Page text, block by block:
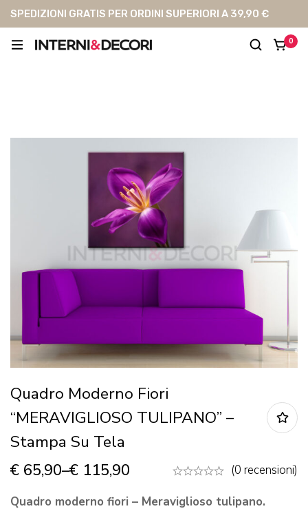
SPEDIZIONI GRATIS PER ORDINI SUPERIORI A 39,90 €
0
Quadro Moderno Fiori
“MERAVIGLIOSO TULIPANO” –
Stampa Su Tela
€ 65,90–€ 115,90
(0 recensioni)
Quadro moderno fiori – Meraviglioso tulipano.